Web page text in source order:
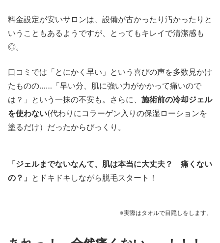
料金設定が安いサロンは、設備が古かったり汚かったりと
いうこともあるようですが、とってもキレイで清潔感も
◎。
口コミでは「とにかく早い」という喜びの声を多数見かけ
たものの……「早い分、肌に強い力がかかって痛いので
は？」という一抹の不安も。さらに、 施術前の冷却ジェル
を使わない(代わりにコラーゲン入りの保湿ローションを
塗るだけ）だったからびっくり。
「ジェルまでないなんて、肌は本当に大丈夫？ 痛くない
の？」 とドキドキしながら脱毛スタート！
※実際はタオルで目隠しをします。